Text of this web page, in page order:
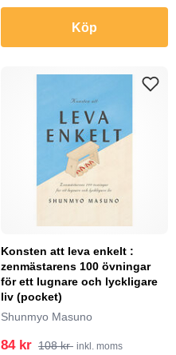
Köp
Konsten att leva enkelt :
zenmästarens 100 övningar
för ett lugnare och lyckligare
liv (pocket)
Shunmyo Masuno
84 kr 108 kr inkl. moms